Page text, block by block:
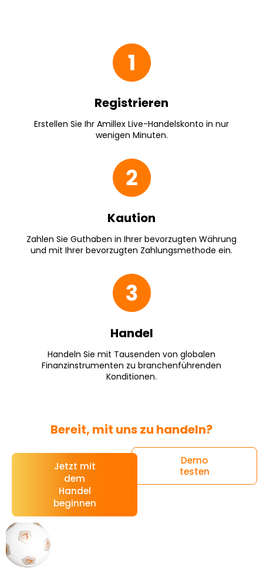
Registrieren
Erstellen Sie Ihr Amillex Live-Handelskonto in nur
wenigen Minuten.
Kaution
Zahlen Sie Guthaben in Ihrer bevorzugten Währung
und mit Ihrer bevorzugten Zahlungsmethode ein.
Handel
Handeln Sie mit Tausenden von globalen
Finanzinstrumenten zu branchenführenden
Konditionen.
Bereit, mit uns zu handeln?
Jetzt mit
dem
Handel
beginnen
Demo
testen